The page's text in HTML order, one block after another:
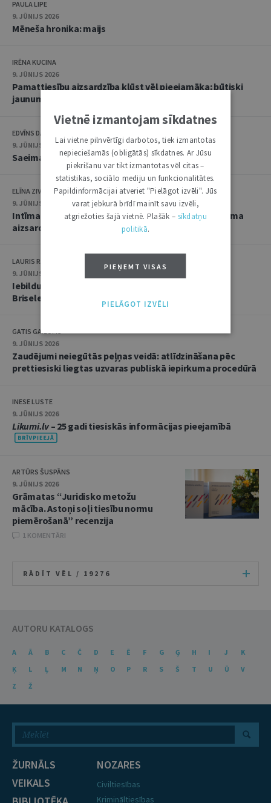
PAULA LIPE
9. JŪNIJS 2026
Mēneša hronika: maijs
IRĒNA KUCINA
9. JŪNIJS 2026
Pamattiesību aizsardzība kļūst vēl pieejamāka: būtiski
jaunumi Satversmes tiesā
EDVĪNS DANOVSKIS
9. JŪNIJS 2026
Saeimas lēmumu juridiskais raksturojums
ELĪNA ZIVTIŅA
9. JŪNIJS 2026
Intīma rakstura materiālu izplatīšana: starp privātuma
aizsardzību un seksuālo autonomiju
LAURIS RASNAČS
9. JŪNIJS 2026
Iebildumu celšana pret automātisko eksekvatūru
Briseles Ia regulas ietvarā
GATIS GAILUMS
9. JŪNIJS 2026
Zaudējumi neiegūtās peļņas veidā: atlīdzināšana pēc
prettiesiski liegtas uzvaras publiskā iepirkuma procedūrā
INESE LUSTE
9. JŪNIJS 2026
Likumi.lv– 25 gadi tiesiskās informācijas pieejamībā
ARTŪRS ŠUSPĀNS
9. JŪNIJS 2026
Grāmatas “Juridisko metožu
mācība. Astoņi soļi tiesību normu
piemērošanā” recenzija
1 KOMENTĀRI
RĀDĪT VĒL / 19276
AUTORU KATALOGS
A Ā B C Č D E Ē F G Ģ H I J
K
Ķ
L Ļ M N Ņ O P R S Š T U Ū
V
Z
Ž
ŽURNĀLS
VEIKALS
NOZARES
Civiltiesības
Krimināltiesības
Vietnē izmantojam sīkdatnes
Lai vietne pilnvērtīgi darbotos, tiek izmantotas
nepieciešamās (obligātās) sīkdatnes. Ar Jūsu
piekrišanu var tikt izmantotas vēl citas –
statistikas, sociālo mediju un funkcionalitātes.
Papildinformācijai atveriet "Pielāgot izvēli". Jūs
varat jebkurā brīdī mainīt savu izvēli,
atgriežoties šajā vietnē. Plašāk – sīkdatņu
politikā.
PIEŅEMT VISAS
PIELĀGOT IZVĒLI